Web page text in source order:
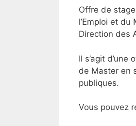
Offre de
l’Emploi et
Direction des
Il s’agit
de Master en
publiques.
Vous pouvez